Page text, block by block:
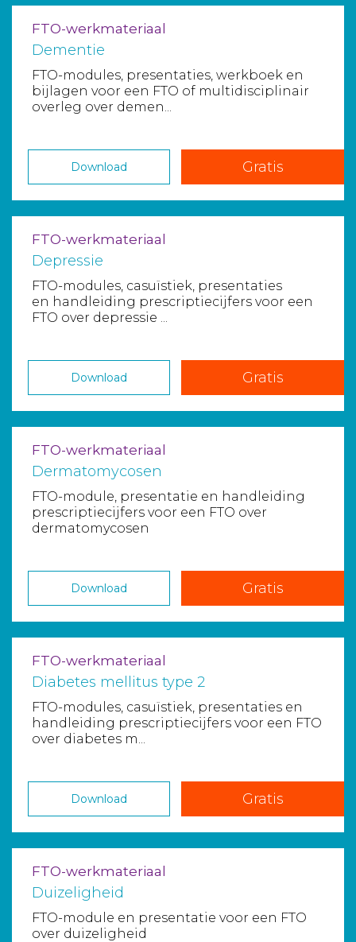
FTO-werkmateriaal
Dementie
FTO-modules, presentaties, werkboek en
bijlagen voor een FTO of multidisciplinair
overleg over demen...
Download Gratis
FTO-werkmateriaal
Depressie
FTO-modules, casuïstiek, presentaties
en handleiding prescriptiecijfers voor een
FTO over depressie ...
Download Gratis
FTO-werkmateriaal
Dermatomycosen
FTO-module, presentatie en handleiding
prescriptiecijfers voor een FTO over
dermatomycosen
Download Gratis
FTO-werkmateriaal
Diabetes mellitus type 2
FTO-modules, casuïstiek, presentaties en
handleiding prescriptiecijfers voor een FTO
over diabetes m...
Download Gratis
FTO-werkmateriaal
Duizeligheid
FTO-module en presentatie voor een FTO
over duizeligheid